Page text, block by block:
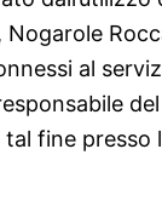
Nogarole
al
fine presso